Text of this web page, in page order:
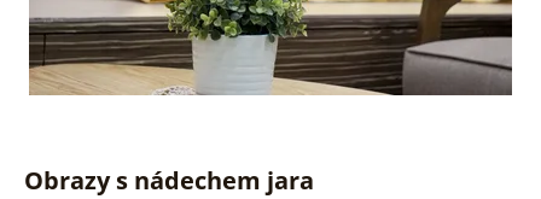
Obrazy s nádechem jara